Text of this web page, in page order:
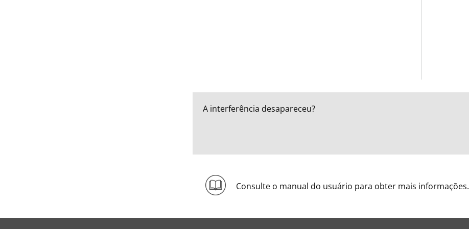
A interferência desapareceu?
Consulte o manual do usuário para obter mais informações.